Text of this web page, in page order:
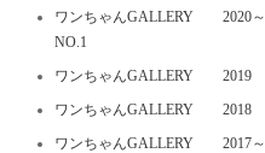
ワンちゃんGALLERY 2020～
NO.1
ワンちゃんGALLERY 2019
ワンちゃんGALLERY 2018
ワンちゃんGALLERY 2017～